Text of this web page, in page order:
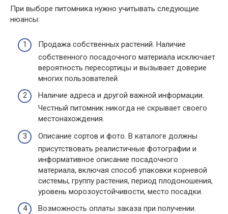
При выборе питомника нужно учитывать следующие
нюансы:
Продажа собственных растений. Наличие
собственного посадочного материала исключает
вероятность пересортицы и вызывает доверие
многих пользователей.
Наличие адреса и другой важной информации.
Честный питомник никогда не скрывает своего
местонахождения.
Описание сортов и фото. В каталоге должны
присутствовать реалистичные фотографии и
информативное описание посадочного
материала, включая способ упаковки корневой
системы, группу растения, период плодоношения,
уровень морозоустойчивости, место посадки.
Возможность оплаты заказа при получении.